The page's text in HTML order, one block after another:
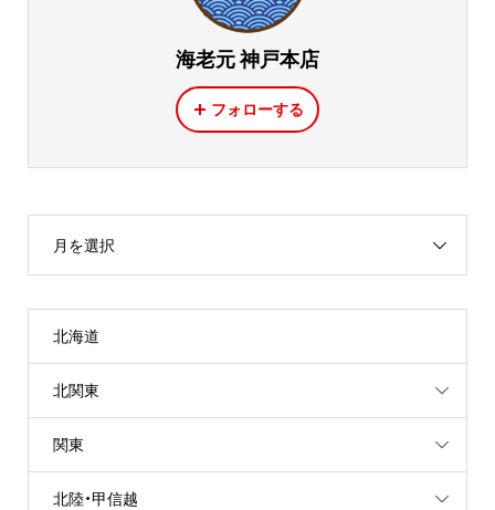
海老元 神戸本店
フォローする
月を選択
北海道
北関東
関東
北陸・甲信越